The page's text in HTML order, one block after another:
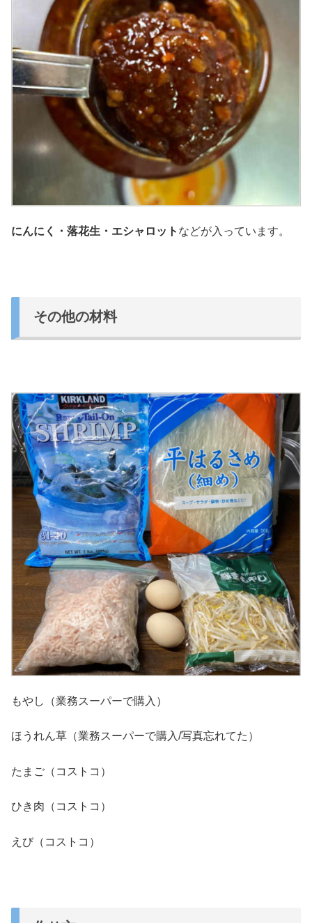
にんにく・落花生・エシャロット などが入っています。
その他の材料
もやし（業務スーパーで購入）
ほうれん草（業務スーパーで購入/写真忘れてた）
たまご（コストコ）
ひき肉（コストコ）
えび（コストコ）